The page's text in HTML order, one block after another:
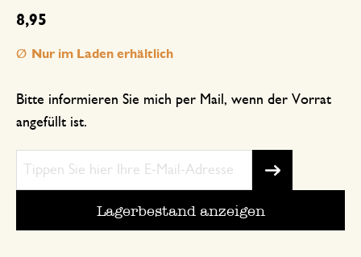
8,95
Bitte informieren Sie mich per Mail, wenn der Vorrat
angefüllt ist.
Lagerbestand anzeigen
Nur im Laden erhältlich